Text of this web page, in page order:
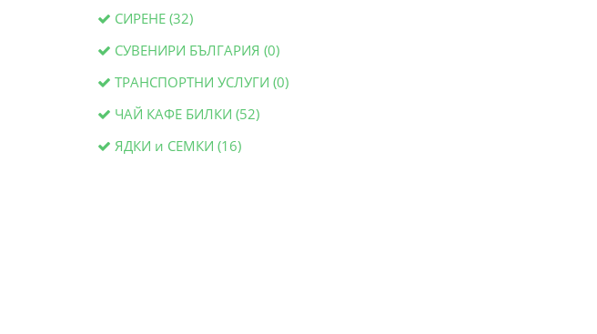
СИРЕНЕ (32)
СУВЕНИРИ БЪЛГАРИЯ (0)
ТРАНСПОРТНИ УСЛУГИ (0)
ЧАЙ КАФЕ БИЛКИ (52)
ЯДКИ и СЕМКИ (16)